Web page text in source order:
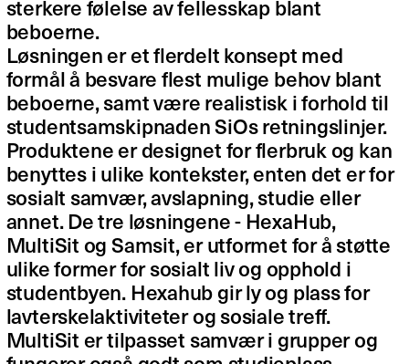
sterkere følelse av fellesskap blant
beboerne.
Løsningen er et flerdelt konsept med
formål å besvare flest mulige behov blant
beboerne, samt være realistisk i forhold til
studentsamskipnaden SiOs retningslinjer.
Produktene er designet for flerbruk og kan
benyttes i ulike kontekster, enten det er for
sosialt samvær, avslapning, studie eller
annet. De tre løsningene - HexaHub,
MultiSit og Samsit, er utformet for å støtte
ulike former for sosialt liv og opphold i
studentbyen. Hexahub gir ly og plass for
lavterskelaktiviteter og sosiale treff.
MultiSit er tilpasset samvær i grupper og